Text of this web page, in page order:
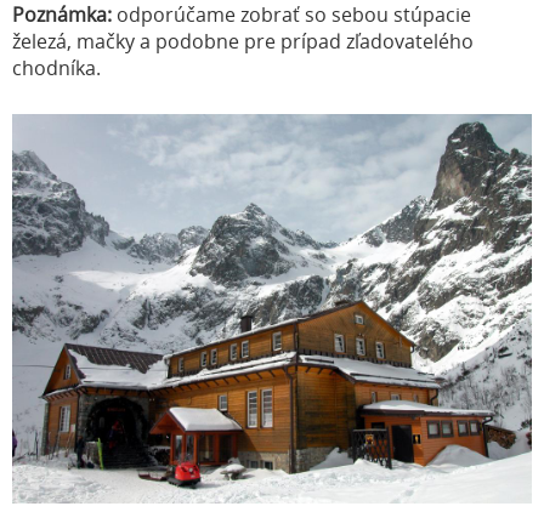
Poznámka: odporúčame zobrať so sebou stúpacie
železá, mačky a podobne pre prípad zľadovatelého
chodníka.